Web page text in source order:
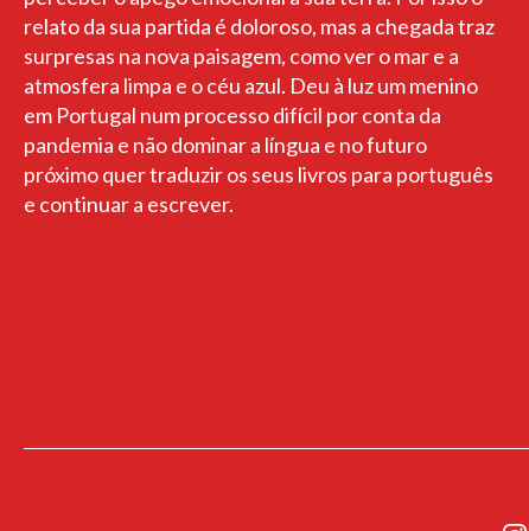
relato da sua partida é doloroso, mas a chegada traz
surpresas na nova paisagem, como ver o mar e a
atmosfera limpa e o céu azul. Deu à luz um menino
em Portugal num processo difícil por conta da
pandemia e não dominar a língua e no futuro
próximo quer traduzir os seus livros para português
e continuar a escrever.